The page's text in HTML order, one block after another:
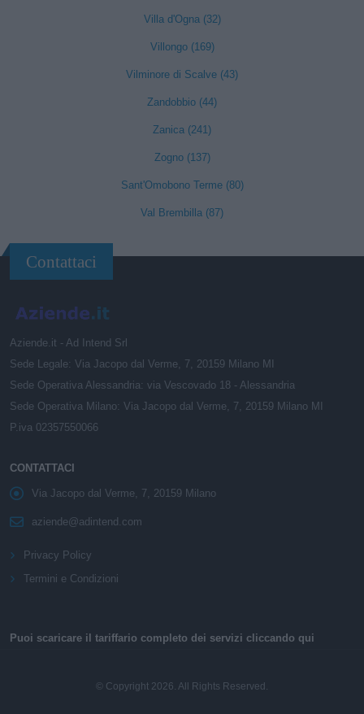
Villa d'Ogna (32)
Villongo (169)
Vilminore di Scalve (43)
Zandobbio (44)
Zanica (241)
Zogno (137)
Sant'Omobono Terme (80)
Val Brembilla (87)
Contattaci
Aziende.it - Ad Intend Srl
Sede Legale: Via Jacopo dal Verme, 7, 20159 Milano MI
Sede Operativa Alessandria: via Vescovado 18 - Alessandria
Sede Operativa Milano: Via Jacopo dal Verme, 7, 20159 Milano MI
P.iva 02357550066
CONTATTACI
Via Jacopo dal Verme, 7, 20159 Milano
aziende@adintend.com
Privacy Policy
Termini e Condizioni
Puoi scaricare il tariffario completo dei servizi cliccando qui
© Copyright 2026. All Rights Reserved.